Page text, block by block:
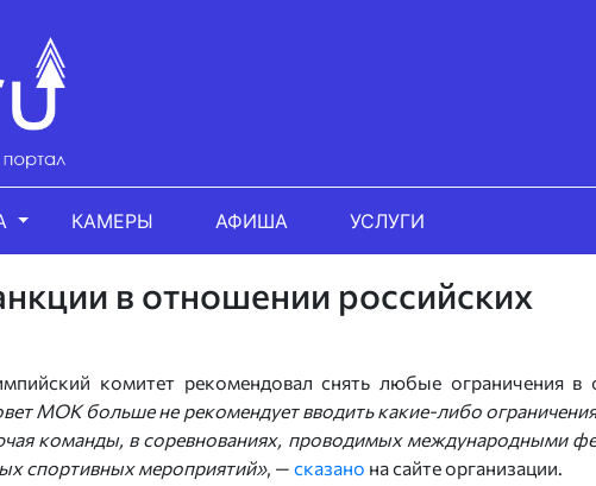
КАМЕРЫ АФИША УСЛУГИ
в отношении российских
комитет рекомендовал снять любые ограничения в
МОК больше не рекомендует вводить какие-либо ограничения
команды, в соревнованиях, проводимых международными
спортивных мероприятий», — сказано на сайте организации.